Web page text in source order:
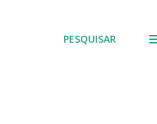
PESQUISAR